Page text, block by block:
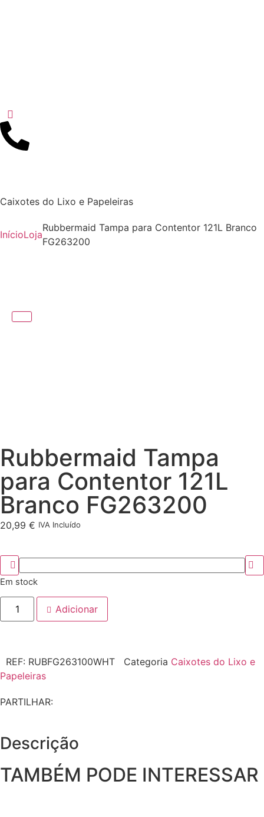
Caixotes do Lixo e Papeleiras
InícioLoja
Rubbermaid Tampa para Contentor 121L Branco
FG263200
Rubbermaid Tampa
para Contentor 121L
Branco FG263200
20,99 € IVA Incluído
Em stock
Adicionar
REF: RUBFG263100WHT Categoria Caixotes do Lixo e
Papeleiras
PARTILHAR:
Descrição
TAMBÉM PODE INTERESSAR